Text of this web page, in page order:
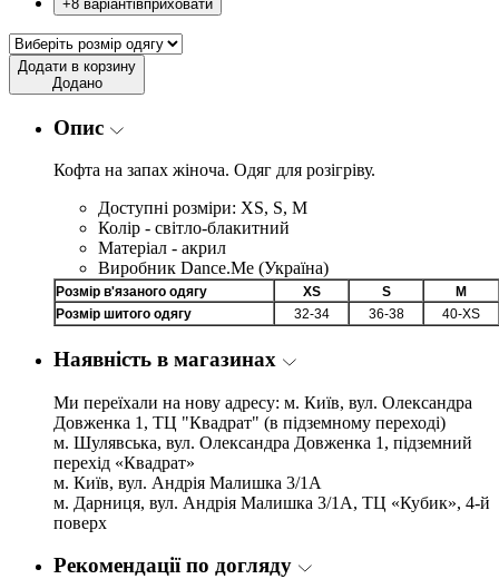
+8 варіантівприховати
Додати в корзину
Додано
Опис
Кофта на запах жіноча. Одяг для розігріву.
Доступні розміри: XS, S, M
Колір - світло-блакитний
Матеріал - акрил
Виробник Dance.Me (Україна)
Розмір в'язаного одягу XS S
M
Розмір шитого одягу
32-34 36-38 40-XS
Наявність в магазинах
Ми переїхали на нову адресу: м. Київ, вул. Олександра
Довженка 1, ТЦ "Квадрат" (в підземному переході)
м. Шулявська, вул. Олександра Довженка 1, підземний
перехід «Квадрат»
м. Київ, вул. Андрія Малишка 3/1А
м. Дарниця, вул. Андрія Малишка 3/1А, ТЦ «Кубик», 4-й
поверх
Рекомендації по догляду